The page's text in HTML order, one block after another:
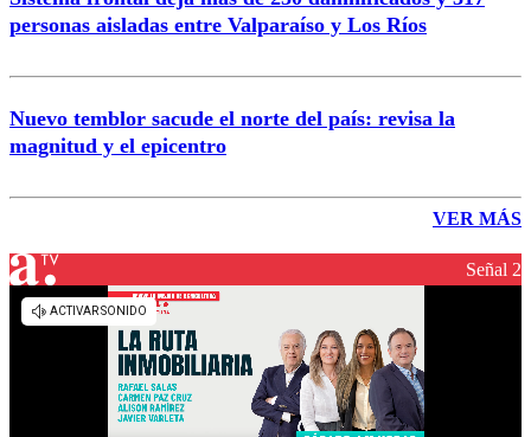
personas aisladas entre Valparaíso y Los Ríos
Nuevo temblor sacude el norte del país: revisa la
magnitud y el epicentro
VER MÁS
Señal 2